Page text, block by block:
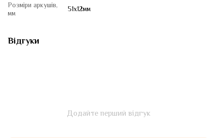
Розміри аркушів,
мм
51x12мм
Відгуки
Додайте перший відгук